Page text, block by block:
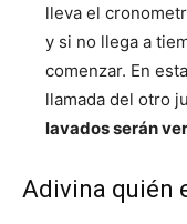
lleva el
y si no llega a
comenzar. En
llamada del otro
lavados serán
Adivina quién